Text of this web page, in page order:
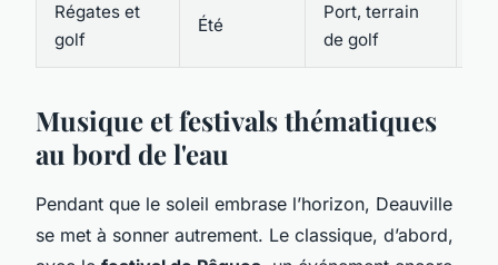
Régates et
golf
Été
Port, terrain
de golf
Musique et festivals thématiques
au bord de l'eau
Pendant que le soleil embrase l’horizon, Deauville
se met à sonner autrement. Le classique, d’abord,